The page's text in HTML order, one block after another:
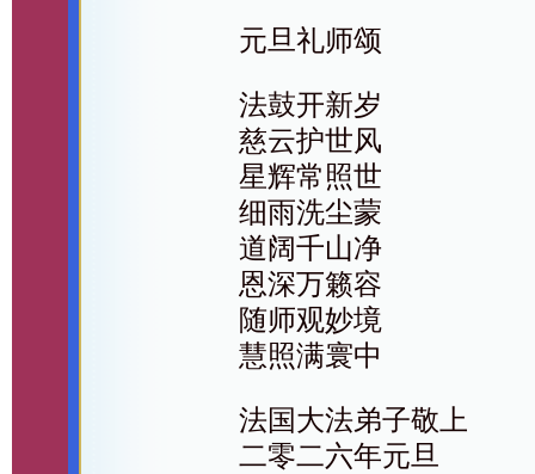
元旦礼师颂
法鼓开新岁
慈云护世风
星辉常照世
细雨洗尘蒙
道阔千山净
恩深万籁容
随师观妙境
慧照满寰中
法国大法弟子敬上
二零二六年元旦